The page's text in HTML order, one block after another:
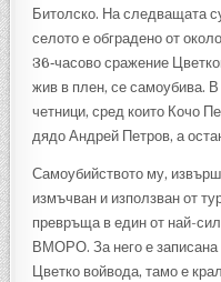
Битолско. На следващата
селото е обградено от
36‑часово сражение
жив в плен, се самоубива. В
четници, сред които Кочо
дядо Андрей Петров, а
Самоубийството му,
измъчван и използван от
превръща в един от най-
ВМОРО. За него е записана
Цветко войвода, тамо е